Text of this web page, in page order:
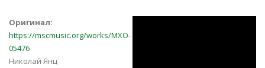
Оригинал:
https://mscmusic.org/works/MXO-
05476
Николай Янц